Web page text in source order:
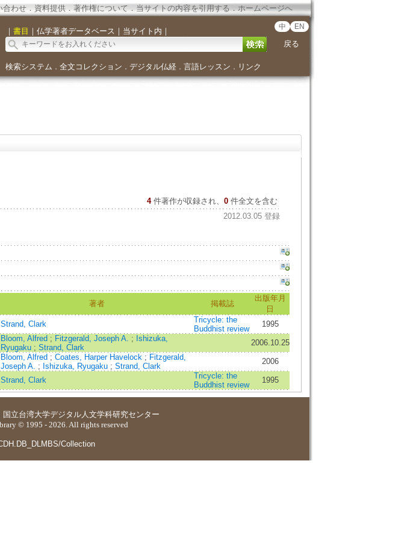
合わせ． 資料提供．著作権について．当サイトの内容を引用する．ホームページへ
｜ 書目 ｜ 仏学著者データベース ｜ 当サイト内 ｜ 中 EN
戻る
検索システム ． 全文コレクション ． デジタル仏経． 言語レッスン ． リンク
4 件著作が収録され、 0件全文を含む
2012.03.05 登録
著者 掲載誌
出版年月
日
Strand, Clark
Tricycle: the
Buddhist review
1995
Bloom, Alfred ; Fitzgerald, Joseph A. ; Ishizuka,
Ryugaku ; Strand, Clark
2006.10.25
Bloom, Alfred ; Coates, Harper Havelock ; Fitzgerald,
Joseph A. ; Ishizuka, Ryugaku ; Strand, Clark
2006
Strand, Clark
Tricycle: the
Buddhist review
1995
国立台湾大学デジタル人文学科研究センター
© 1995 - 2026. All rights reserved
Collection